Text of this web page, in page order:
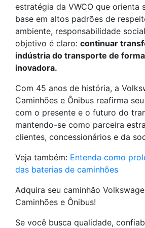
estratégia da VWCO que orienta
base em altos padrões de
ambiente, responsabilidade
objetivo é claro: continuar
indústria do transporte de
inovadora.
Com 45 anos de história, a
Caminhões e Ônibus reafirma
com o presente e o futuro do
mantendo-se como parceira
clientes, concessionários e da
Veja também: Entenda como
das baterias de caminhões
Adquira seu caminhão
Caminhões e Ônibus!
Se você busca qualidade,